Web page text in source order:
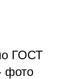
ГОСТ
фото